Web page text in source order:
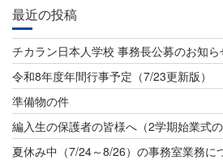
ゲ
ー
シ
ョ
ン
最近の投稿
チカラン日本人学校 事務長公募のお知ら
令和8年度年間行事予定（7/23更新版）
準備物の件
編入生の保護者の皆様へ（2学期始業式の
夏休み中（7/24～8/26）の事務室業務に